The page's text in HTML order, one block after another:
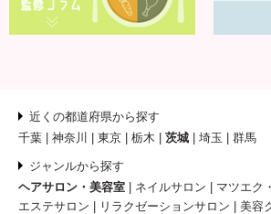
近くの都道府県から探す
千葉
神奈川 東京 栃木 茨城 埼玉 群馬
ジャンルから探す
ヘアサロン・美容室
ネイルサロン
マツエク
エステサロン
リラクゼーションサロン 美容